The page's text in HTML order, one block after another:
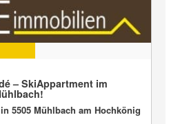
– SkiAppartment im
5505 Mühlbach am Hochkönig